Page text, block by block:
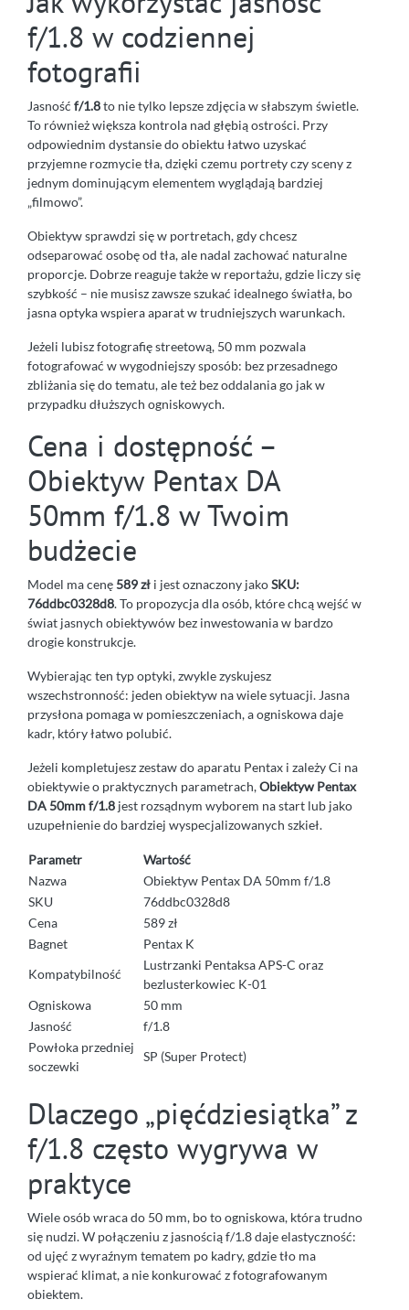
f/1.8 w codziennej
fotografii
Jasność f/1.8to nie tylko lepsze zdjęcia w słabszym świetle.
To również większa kontrola nad głębią ostrości. Przy
odpowiednim dystansie do obiektu łatwo uzyskać
przyjemne rozmycie tła, dzięki czemu portrety czy sceny z
jednym dominującym elementem wyglądają bardziej
„filmowo”.
Obiektyw sprawdzi się w portretach, gdy chcesz
odseparować osobę od tła, ale nadal zachować naturalne
proporcje. Dobrze reaguje także w reportażu, gdzie liczy się
szybkość – nie musisz zawsze szukać idealnego światła, bo
jasna optyka wspiera aparat w trudniejszych warunkach.
Jeżeli lubisz fotografię streetową, 50 mm pozwala
fotografować w wygodniejszy sposób: bez przesadnego
zbliżania się do tematu, ale też bez oddalania go jak w
przypadku dłuższych ogniskowych.
Cena i dostępność –
Obiektyw Pentax DA
50mm f/1.8 w Twoim
budżecie
Model ma cenę589 zł i jest oznaczony jakoSKU:
76ddbc0328d8. To propozycja dla osób, które chcą wejść w
świat jasnych obiektywów bez inwestowania w bardzo
drogie konstrukcje.
Wybierając ten typ optyki, zwykle zyskujesz
wszechstronność: jeden obiektyw na wiele sytuacji. Jasna
przysłona pomaga w pomieszczeniach, a ogniskowa daje
kadr, który łatwo polubić.
Jeżeli kompletujesz zestaw do aparatu Pentax i zależy Ci na
obiektywie o praktycznych parametrach,Obiektyw Pentax
DA 50mm f/1.8 jest rozsądnym wyborem na start lub jako
uzupełnienie do bardziej wyspecjalizowanych szkieł.
Parametr
Wartość
Nazwa
Obiektyw Pentax DA 50mm f/1.8
SKU
76ddbc0328d8
Cena
589 zł
Bagnet
Pentax K
Kompatybilność
Lustrzanki Pentaksa APS-C oraz
bezlusterkowiec K-01
Ogniskowa
50 mm
Jasność
f/1.8
Powłoka przedniej
soczewki
SP (Super Protect)
Dlaczego „pięćdziesiątka” z
f/1.8 często wygrywa w
praktyce
Wiele osób wraca do 50 mm, bo to ogniskowa, która trudno
się nudzi. W połączeniu z jasnością f/1.8 daje elastyczność:
od ujęć z wyraźnym tematem po kadry, gdzie tło ma
wspierać klimat, a nie konkurować z fotografowanym
obiektem.